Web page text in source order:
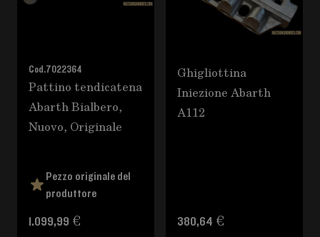
Cod.7022364
Pattino tendicatena
Abarth Bialbero,
Nuovo, Originale
Pezzo originale del
produttore
1.099,99 €
Ghigliottina
Iniezione Abarth
A112
380,64 €